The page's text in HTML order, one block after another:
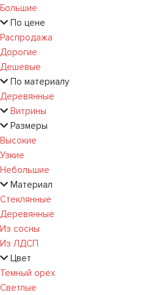
Большие
По цене
Распродажа
Дорогие
Дешевые
По материалу
Деревянные
Витрины
Размеры
Высокие
Узкие
Небольшие
Материал
Стеклянные
Деревянные
Из сосны
Из ЛДСП
Цвет
Темный орех
Светлые